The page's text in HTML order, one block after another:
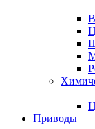
Приводы